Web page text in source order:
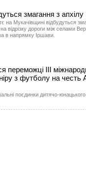
змагання з апхілу
на Мукачівщині відбудуться
відрізку дороги між селами
в напрямку Іршави.
переможці ІІІ
з футболу на честь
поєдинки дитячо-юнацького